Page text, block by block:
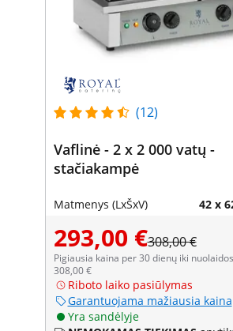
(12)
Vaflinė - 2 x 2 000 vatų -
stačiakampė
Matmenys (LxŠxV) 42 x
293,00 €308,00 €
Pigiausia kaina per 30 dienų iki
308,00 €
Riboto laiko pasiūlymas
Garantuojama mažiausia kaina
Yra sandėlyje